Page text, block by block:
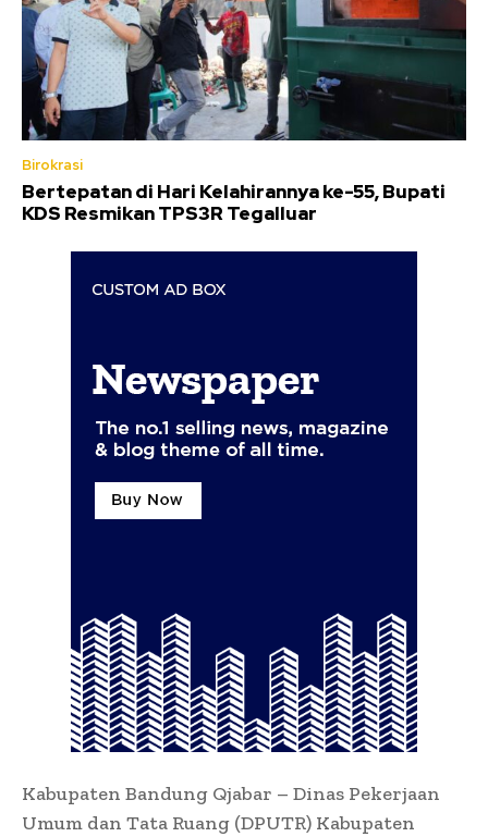
Birokrasi
Bertepatan di Hari Kelahirannya ke-55, Bupati
KDS Resmikan TPS3R Tegalluar
Kabupaten Bandung Qjabar – Dinas Pekerjaan
Umum dan Tata Ruang (DPUTR) Kabupaten